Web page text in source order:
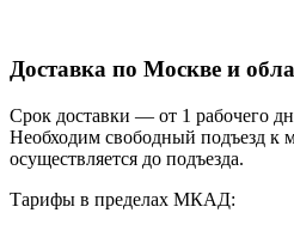
Доставка по Москве и
Срок доставки — от 1 рабочего
Необходим свободный подъезд к
осуществляется до подъезда.
Тарифы в пределах МКАД: